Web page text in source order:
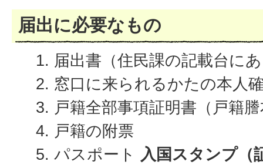
届出に必要なもの
届出書（住民課の記載台に
窓口に来られるかたの本人
戸籍全部事項証明書（戸籍
戸籍の附票
パスポート
入国スタンプ（